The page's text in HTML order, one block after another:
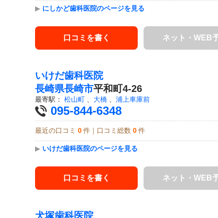
▶ にしかど歯科医院のページを見る
口コミを書く ネット・WEB
いけだ歯科医院
長崎県長崎市平和町4-26
最寄駅： 松山町 大橋 浦上車庫前
095-844-6348
最近の口コミ 0 件｜口コミ総数 0 件
▶ いけだ歯科医院のページを見る
口コミを書く ネット・WEB
犬塚歯科医院